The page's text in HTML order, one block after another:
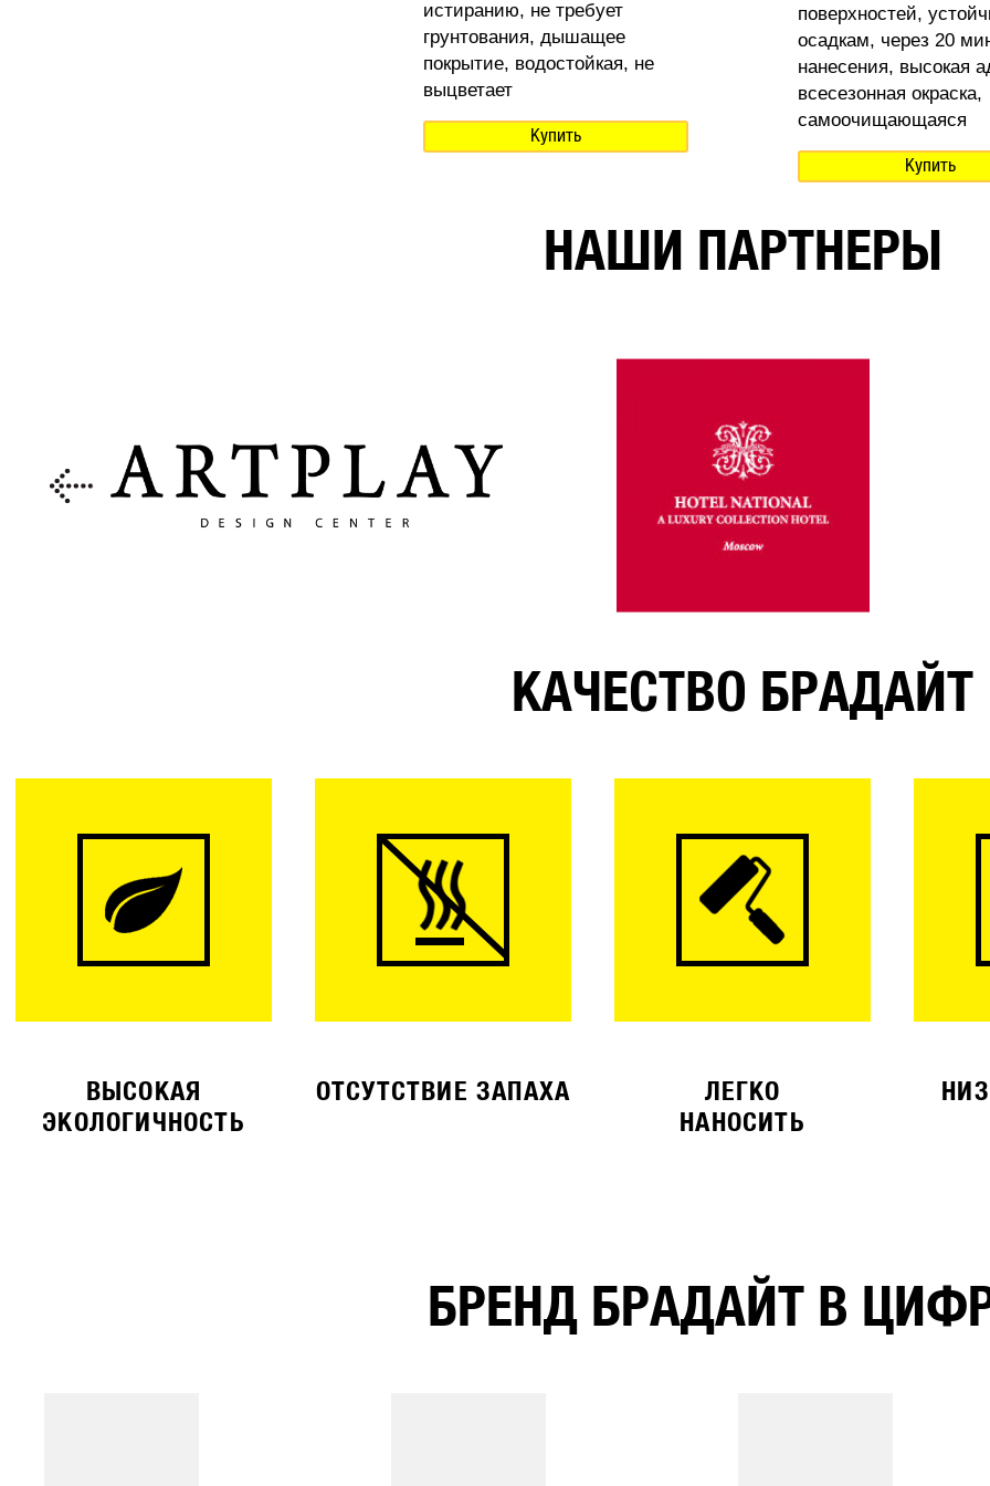
истиранию, не требует
грунтования, дышащее
покрытие, водостойкая, не
выцветает
Купить
поверхностей,
осадкам, через 20
нанесения, высокая
всесезонная окраска,
самоочищающаяся
Купить
НАШИ ПАРТНЕРЫ
КАЧЕСТВО БРАДАЙТ
ВЫСОКАЯ
ЭКОЛОГИЧНОСТЬ
ОТСУТСТВИЕ ЗАПАХА
ЛЕГКО
НАНОСИТЬ
БРЕНД БРАДАЙТ В